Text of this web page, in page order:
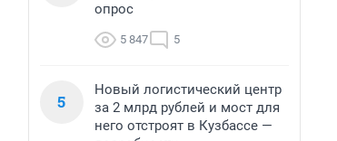
опрос
5 847 5
5
Новый логистический центр
за 2 млрд рублей и мост для
него отстроят в Кузбассе —